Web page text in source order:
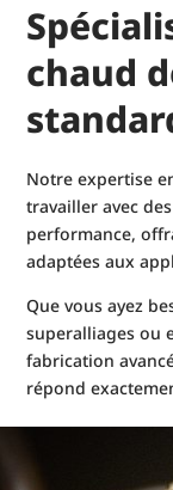
chaud
Notre expertise
travailler avec
performance,
adaptées aux
Que vous ayez
superalliages ou
fabrication
répond